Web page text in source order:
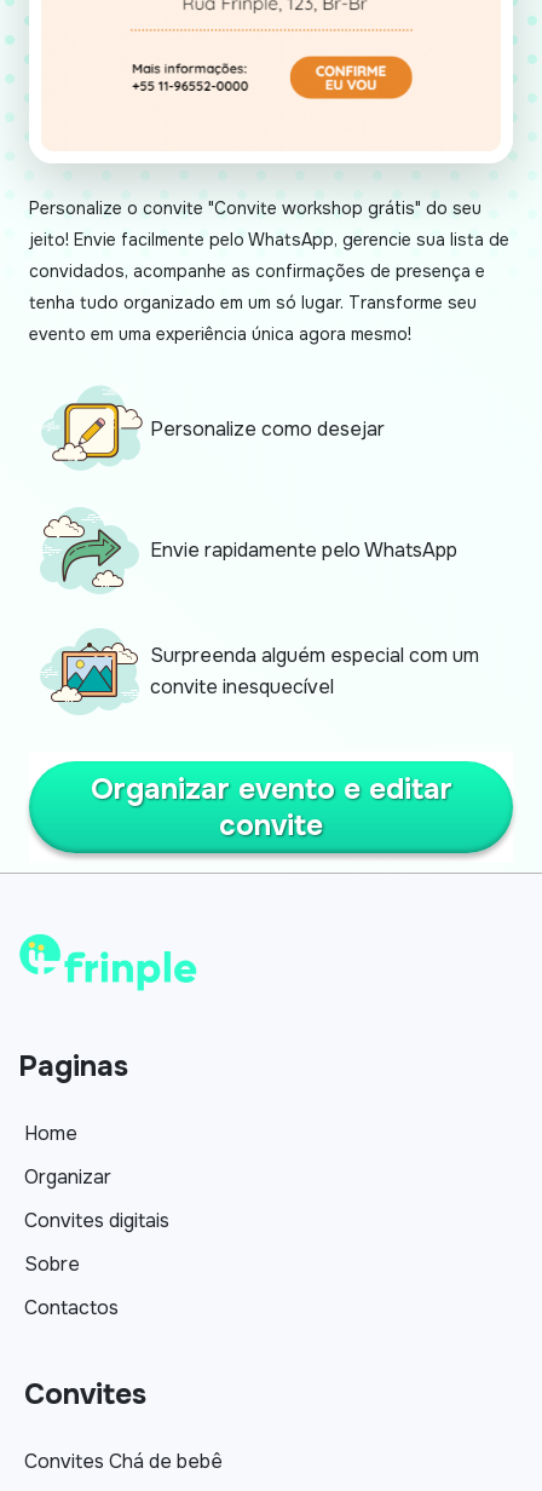
Personalize o convite "Convite workshop grátis" do seu
jeito! Envie facilmente pelo WhatsApp, gerencie sua lista de
convidados, acompanhe as confirmações de presença e
tenha tudo organizado em um só lugar. Transforme seu
evento em uma experiência única agora mesmo!
Personalize como desejar
Envie rapidamente pelo WhatsApp
Surpreenda alguém especial com um
convite inesquecível
Organizar evento e editar
convite
Paginas
Home
Organizar
Convites digitais
Sobre
Contactos
Convites
Convites Chá de bebê